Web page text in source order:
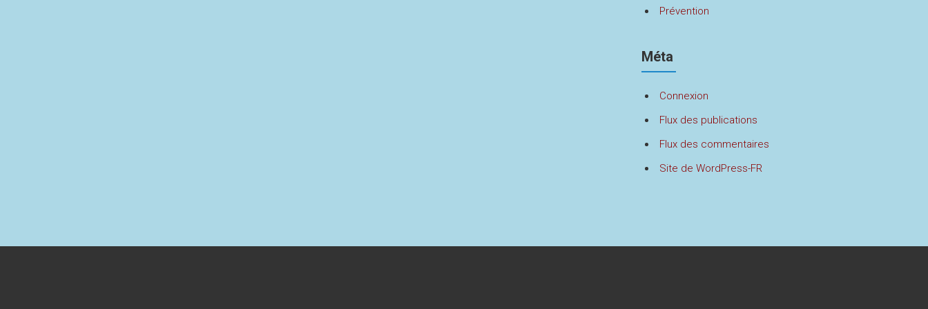
Prévention
Méta
Connexion
Flux des publications
Flux des commentaires
Site de WordPress-FR